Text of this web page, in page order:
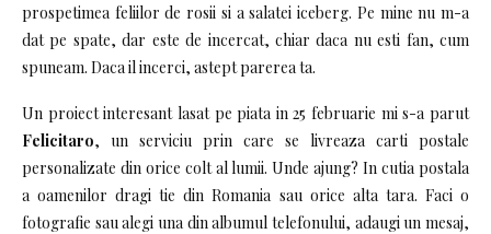
prospetimea feliilor de rosii si a salatei iceberg. Pe mine nu m-a
dat pe spate, dar este de incercat, chiar daca nu esti fan, cum
spuneam. Daca il incerci, astept parerea ta.
Un proiect interesant lasat pe piata in 25 februarie mi s-a parut
Felicitaro, un serviciu prin care se livreaza carti postale
personalizate din orice colt al lumii. Unde ajung? In cutia postala
a oamenilor dragi tie din Romania sau orice alta tara. Faci o
fotografie sau alegi una din albumul telefonului, adaugi un mesaj,